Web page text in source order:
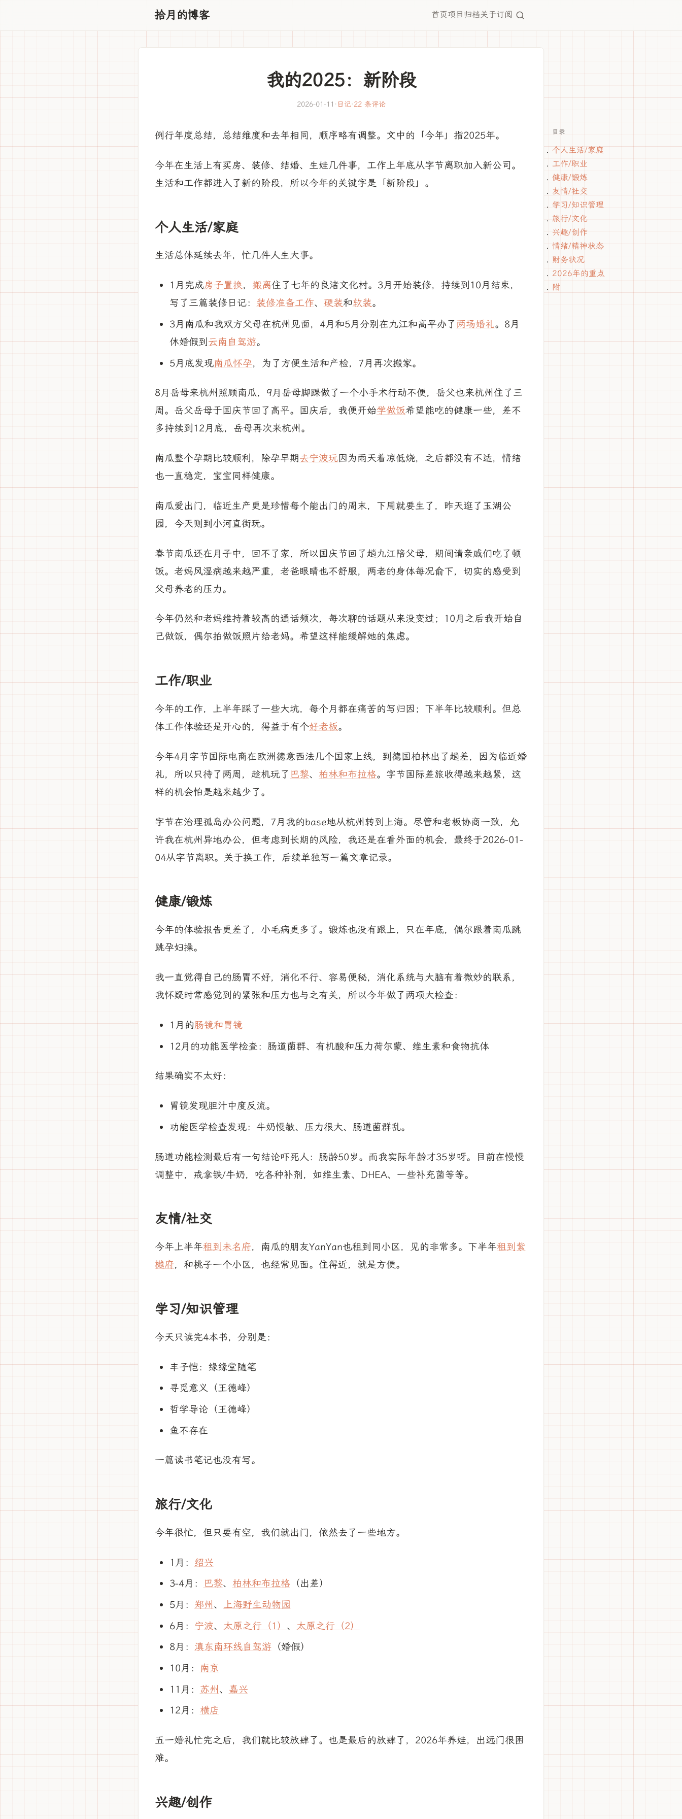
拾月的博客 首页项目 归档关于订阅
我的2025：新阶段
2026-01-11 · 日记·22 条评论
例行年度总结，总结维度和去年相同，顺序略有调整。文中的「今年」指2025年。
今年在生活上有买房、装修、结婚、生娃几件事，工作上年底从字节离职加入新公司。
生活和工作都进入了新的阶段，所以今年的关键字是「新阶段」。
个人生活/家庭
生活总体延续去年，忙几件人生大事。
1月完成房子置换， 搬离住了七年的良渚文化村。3月开始装修，持续到10月结束，
写了三篇装修日记： 装修准备工作、 硬装和软装。
3月南瓜和我双方父母在杭州见面，4月和5月分别在九江和高平办了 两场婚礼。8月
休婚假到 云南自驾游。
5月底发现南瓜怀孕，为了方便生活和产检，7月再次搬家。
8月岳母来杭州照顾南瓜，9月岳母脚踝做了一个小手术行动不便，岳父也来杭州住了三
周。岳父岳母于国庆节回了高平。国庆后，我便开始学做饭希望能吃的健康一些，差不
多持续到12月底，岳母再次来杭州。
南瓜整个孕期比较顺利，除孕早期去宁波玩因为雨天着凉低烧，之后都没有不适，情绪
也一直稳定，宝宝同样健康。
南瓜爱出门，临近生产更是珍惜每个能出门的周末，下周就要生了，昨天逛了玉湖公
园，今天则到小河直街玩。
春节南瓜还在月子中，回不了家，所以国庆节回了趟九江陪父母，期间请亲戚们吃了顿
饭。老妈风湿病越来越严重，老爸眼睛也不舒服，两老的身体每况俞下，切实的感受到
父母养老的压力。
今年仍然和老妈维持着较高的通话频次，每次聊的话题从来没变过；10月之后我开始自
己做饭，偶尔拍做饭照片给老妈。希望这样能缓解她的焦虑。
工作/职业
今年的工作，上半年踩了一些大坑，每个月都在痛苦的写归因；下半年比较顺利。但总
体工作体验还是开心的，得益于有个好老板。
今年4月字节国际电商在欧洲德意西法几个国家上线，到德国柏林出了趟差，因为临近婚
礼，所以只待了两周，趁机玩了 巴黎、 柏林和布拉格。字节国际差旅收得越来越紧，这
样的机会怕是越来越少了。
字节在治理孤岛办公问题，7月我的base地从杭州转到上海。尽管和老板协商一致，允
许我在杭州异地办公，但考虑到长期的风险，我还是在看外面的机会，最终于2026-01-
04从字节离职。关于换工作，后续单独写一篇文章记录。
健康/锻炼
今年的体验报告更差了，小毛病更多了。锻炼也没有跟上，只在年底，偶尔跟着南瓜跳
跳孕妇操。
我一直觉得自己的肠胃不好，消化不行、容易便秘，消化系统与大脑有着微妙的联系，
我怀疑时常感觉到的紧张和压力也与之有关，所以今年做了两项大检查：
1月的肠镜和胃镜
12月的功能医学检查：肠道菌群、有机酸和压力荷尔蒙、维生素和食物抗体
结果确实不太好：
胃镜发现胆汁中度反流。
功能医学检查发现：牛奶慢敏、压力很大、肠道菌群乱。
肠道功能检测最后有一句结论吓死人：肠龄50岁。而我实际年龄才35岁呀。目前在慢慢
调整中，戒拿铁/牛奶，吃各种补剂，如维生素、DHEA、一些补充菌等等。
友情/社交
今年上半年租到未名府，南瓜的朋友YanYan也租到同小区，见的非常多。下半年租到紫
樾府，和桃子一个小区，也经常见面。住得近，就是方便。
学习/知识管理
今天只读完4本书，分别是：
丰子恺：缘缘堂随笔
寻觅意义（王德峰）
哲学导论（王德峰）
鱼不存在
一篇读书笔记也没有写。
旅行/文化
今年很忙，但只要有空，我们就出门，依然去了一些地方。
1月： 绍兴
3-4月：
巴黎、 柏林和布拉格（出差）
5月： 郑州 、 上海野生动物园
6月： 宁波、 太原之行（1） 、
太原之行（2）
8月： 滇东南环线自驾游（婚假）
10月：
南京
11月： 苏州 、 嘉兴
12月： 横店
五一婚礼忙完之后，我们就比较放肆了。也是最后的放肆了，2026年养娃，出远门很困
难。
兴趣/创作
目录
个人生活/家庭
工作/职业
健康/锻炼
友情/社交
学习/知识管理
旅行/文化
兴趣/创作
情绪/精神状态
财务状况
2026年的重点
附